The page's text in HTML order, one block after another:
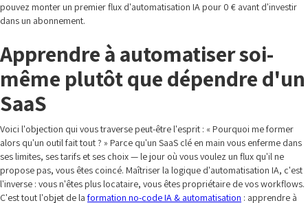
pouvez monter un premier flux d'automatisation IA pour 0 € avant d'investir
dans un abonnement.
Apprendre à automatiser soi-
même plutôt que dépendre d'un
SaaS
Voici l'objection qui vous traverse peut-être l'esprit : « Pourquoi me former
alors qu'un outil fait tout ? » Parce qu'un SaaS clé en main vous enferme dans
ses limites, ses tarifs et ses choix — le jour où vous voulez un flux qu'il ne
propose pas, vous êtes coincé. Maîtriser la logique d'automatisation IA, c'est
l'inverse : vous n'êtes plus locataire, vous êtes propriétaire de vos workflows.
C'est tout l'objet de la formation no-code IA & automatisation : apprendre à